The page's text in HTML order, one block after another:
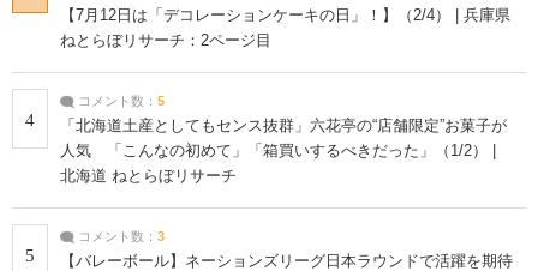
【7月12日は「デコレーションケーキの日」！】（2/4） | 兵庫県
ねとらぼリサーチ：2ページ目
4
コメント数： 5
「北海道土産としてもセンス抜群」六花亭の“店舗限定”お菓子が
人気 「こんなの初めて」「箱買いするべきだった」（1/2） |
北海道 ねとらぼリサーチ
5
コメント数： 3
【バレーボール】ネーションズリーグ日本ラウンドで活躍を期待